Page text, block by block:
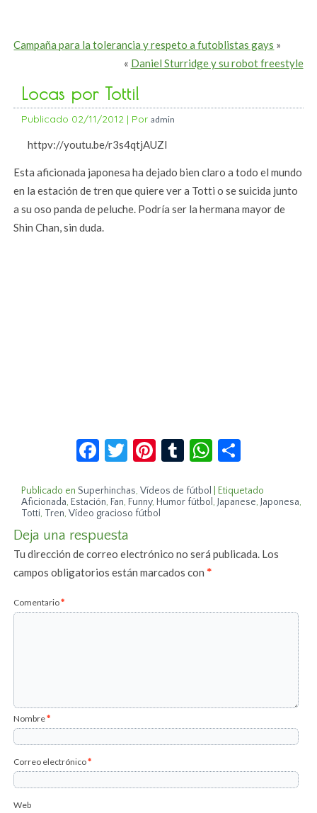
Campaña para la tolerancia y respeto a futoblistas gays »
« Daniel Sturridge y su robot freestyle
Locas por Totti!
Publicado 02/11/2012 | Por admin
httpv://youtu.be/r3s4qtjAUZI
Esta aficionada japonesa ha dejado bien claro a todo el mundo
en la estación de tren que quiere ver a Totti o se suicida junto
a su oso panda de peluche. Podría ser la hermana mayor de
Shin Chan, sin duda.
Facebook
Twitter
Pinterest
TumblrWhatsApp
Publicado en Superhinchas,Vídeos de fútbol
Etiquetado
Aficionada, Estación, Fan, Funny, Humor fútbol,Japanese,Japonesa,
Totti, Tren,Vídeo gracioso fútbol
Deja una respuesta
Tu dirección de correo electrónico no será publicada. Los
campos obligatorios están marcados con*
Comentario*
Nombre*
Correo electrónico*
Web